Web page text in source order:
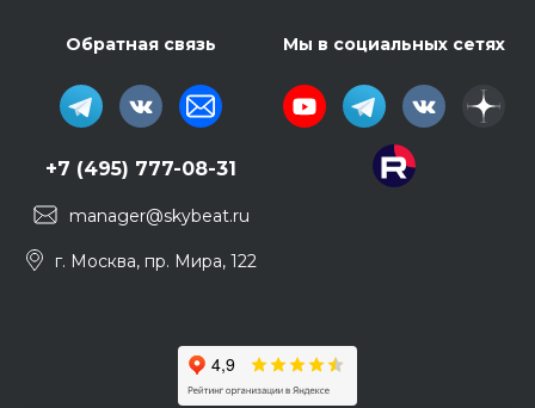
Обратная связь
+7 (495) 777-08-31
manager@skybeat.ru
г. Москва, пр. Мира, 122
Мы в социальных сетях